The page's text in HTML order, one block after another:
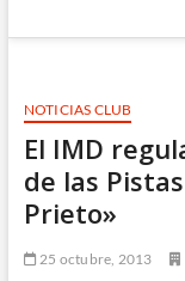
NOTICIAS CLUB
El IMD
de las
Prieto»
25 octubre, 2013